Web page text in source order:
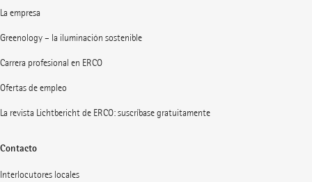
La empresa
Greenology – la iluminación sostenible
Carrera profesional en ERCO
Ofertas de empleo
La revista Lichtbericht de ERCO: suscríbase gratuitamente
Contacto
Interlocutores locales